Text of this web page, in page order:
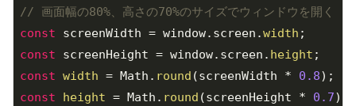
// 画面幅の80%、高さの70%のサイズでウィンドウを開く
const screenWidth = window.screen.width
const screenHeight = window.screen. height
const width = Math. round (screenWidth * 0.8
const
height = Math. round (screenHeight * 0.7);